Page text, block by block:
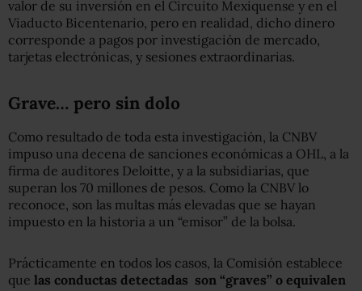
valor de su inversión en el Circuito Mexiquense y en el
Viaducto Bicentenario, pero en realidad, dicho dinero
corresponde a pagos por investigación de mercado,
tarjetas electrónicas, y sesiones extraordinarias.
Grave… pero sin dolo
Como resultado de toda esta investigación, la CNBV
impuso una decena de sanciones económicas a OHL, a la
firma de auditores Deloitte, y a la subsidiarias, que
superan los 70 millones de pesos. Como la CNBV lo
reconoce, son las multas más elevadas que se hayan
impuesto en la historia a un “emisor” de la bolsa.
Prácticamente en todos los casos, la Comisión establece
que las conductas detectadas son “graves” o equivalen